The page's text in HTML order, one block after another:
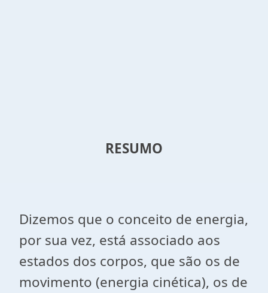
RESUMO
Dizemos que o conceito de energia,
por sua vez, está associado aos
estados dos corpos, que são os de
movimento (energia cinética), os de